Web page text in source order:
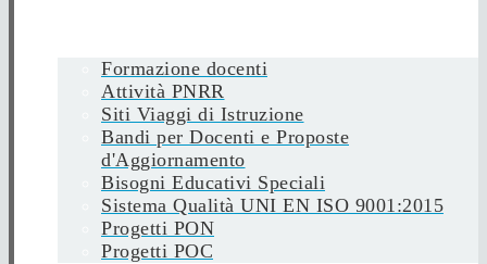
Formazione docenti
Attività PNRR
Siti Viaggi di Istruzione
Bandi per Docenti e Proposte
d'Aggiornamento
Bisogni Educativi Speciali
Sistema Qualità UNI EN ISO 9001:2015
Progetti PON
Progetti POC